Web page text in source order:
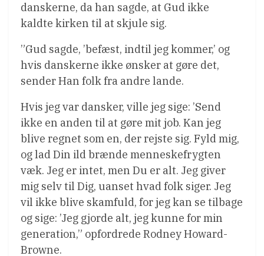
danskerne, da han sagde, at Gud ikke
kaldte kirken til at skjule sig.
”Gud sagde, ’befæst, indtil jeg kommer,’ og
hvis danskerne ikke ønsker at gøre det,
sender Han folk fra andre lande.
Hvis jeg var dansker, ville jeg sige: ’Send
ikke en anden til at gøre mit job. Kan jeg
blive regnet som en, der rejste sig. Fyld mig,
og lad Din ild brænde menneskefrygten
væk. Jeg er intet, men Du er alt. Jeg giver
mig selv til Dig, uanset hvad folk siger. Jeg
vil ikke blive skamfuld, for jeg kan se tilbage
og sige: ’Jeg gjorde alt, jeg kunne for min
generation,” opfordrede Rodney Howard-
Browne.